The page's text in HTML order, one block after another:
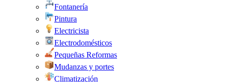
Fontanería
Pintura
Electricista
Electrodomésticos
Pequeñas Reformas
Mudanzas y portes
Climatización